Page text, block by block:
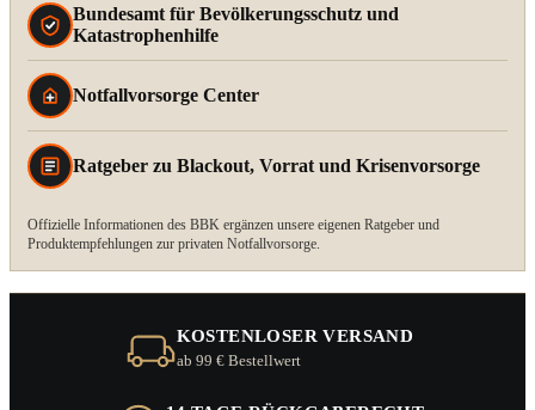
Bundesamt für Bevölkerungsschutz und
Katastrophenhilfe
Notfallvorsorge Center
Ratgeber zu Blackout, Vorrat und Krisenvorsorge
Offizielle Informationen des BBK ergänzen unsere eigenen Ratgeber und
Produktempfehlungen zur privaten Notfallvorsorge.
KOSTENLOSER VERSAND
ab 99 € Bestellwert